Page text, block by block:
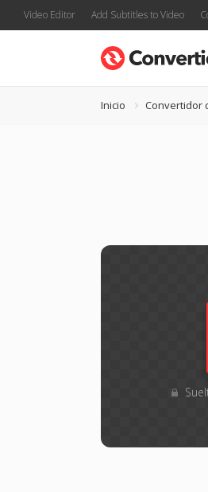
Video Editor Add Subtitles to Video
Inicio Convertidor